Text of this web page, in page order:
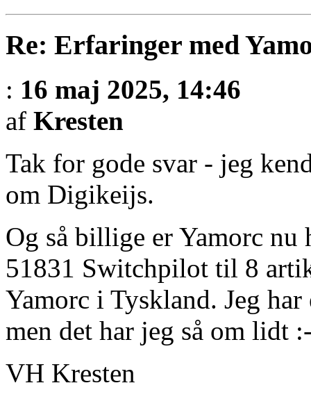
Re: Erfaringer med
: 16 maj 2025, 14:46
af Kresten
Tak for gode svar - jeg
om Digikeijs.
Og så billige er Yamorc
51831 Switchpilot til 8
Yamorc i Tyskland. Jeg
men det har jeg så om lidt
VH Kresten